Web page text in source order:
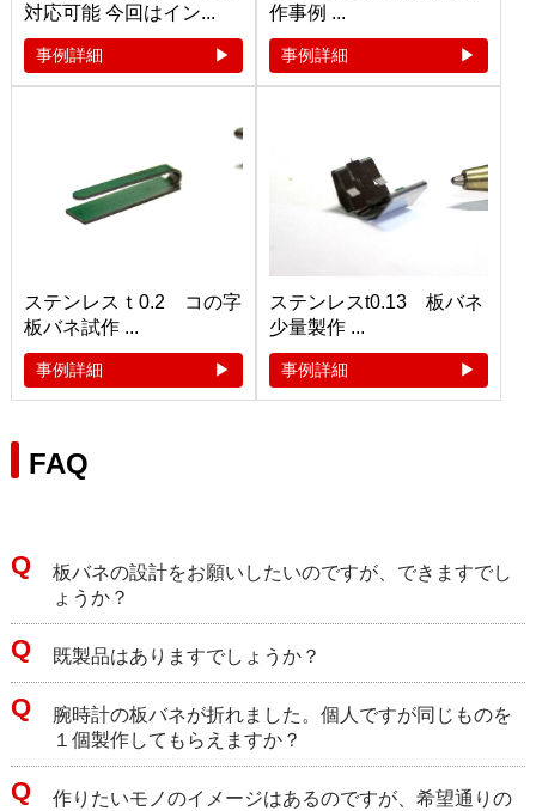
対応可能 今回はイン...
事例詳細
作事例 ...
事例詳細
ステンレスｔ0.2 コの字
板バネ試作 ...
事例詳細
ステンレスt0.13 板バネ
少量製作 ...
事例詳細
FAQ
板バネの設計をお願いしたいのですが、できますでし
ょうか？
既製品はありますでしょうか？
腕時計の板バネが折れました。個人ですが同じものを
１個製作してもらえますか？
作りたいモノのイメージはあるのですが、希望通りの